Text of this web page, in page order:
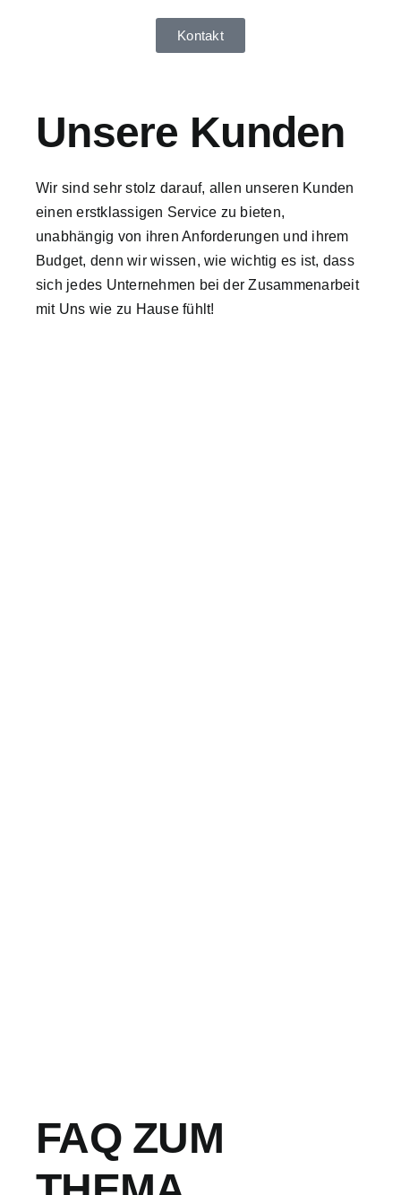
Kontakt
Unsere Kunden
Wir sind sehr stolz darauf, allen unseren Kunden
einen erstklassigen Service zu bieten,
unabhängig von ihren Anforderungen und ihrem
Budget, denn wir wissen, wie wichtig es ist, dass
sich jedes Unternehmen bei der Zusammenarbeit
mit Uns wie zu Hause fühlt!
FAQ ZUM